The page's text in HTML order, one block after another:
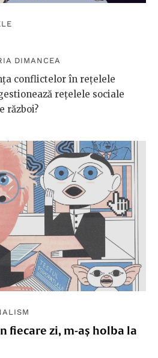
DIMANCEA
conflictelor în rețelele
rețelele sociale
război?
fiecare zi, m-aș holba la